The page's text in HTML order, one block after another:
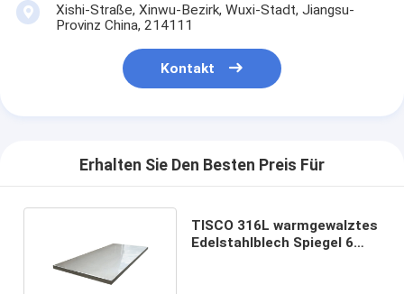
Xishi-Straße, Xinwu-Bezirk, Wuxi-Stadt, Jiangsu-
Provinz China, 214111
Kontakt
Erhalten Sie Den Besten Preis Für
TISCO 316L warmgewalztes
Edelstahlblech Spiegel 6